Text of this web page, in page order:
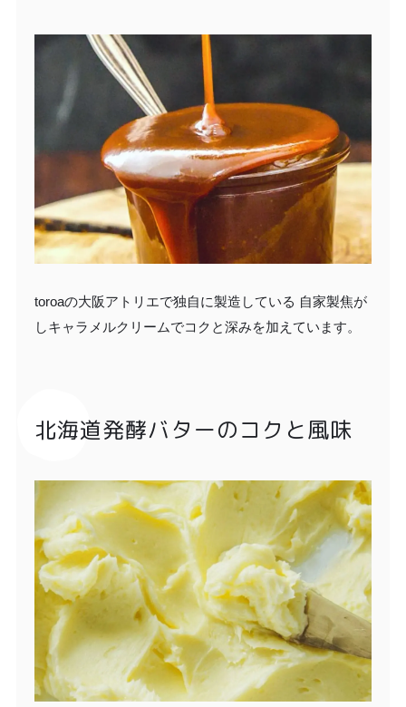
toroaの大阪アトリエで独自に製造している 自家製焦が
しキャラメルクリームでコクと深みを加えています。
北海道発酵バターのコクと風味